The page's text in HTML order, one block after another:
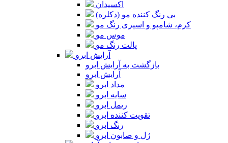
اکسیدان
بی رنگ کننده مو (دکلره)
کرم، شامپو و اسپری رنگ مو
موس مو
پالت رنگ مو
آرایش ابرو
بازگشت به آرایش ابرو
آرایش ابرو
مداد ابرو
سایه ابرو
ریمل ابرو
تقویت کننده ابرو
رنگ ابرو
ژل و صابون ابرو